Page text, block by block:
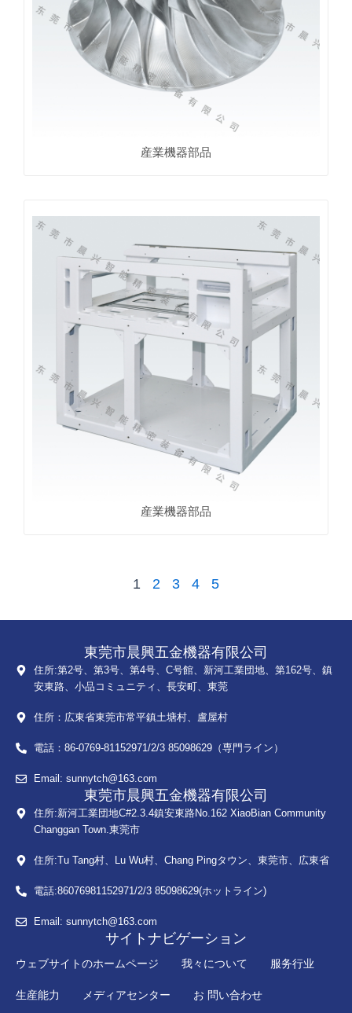
産業機器部品
産業機器部品
1 2 3 4 5
東莞市晨興五金機器有限公司
住所:第2号、第3号、第4号、C号館、新河工業団地、第162号、鎮
安東路、小品コミュニティ、長安町、東莞
住所：広東省東莞市常平鎮土塘村、盧屋村
電話：86-0769-81152971/2/3 85098629（専門ライン）
Email: sunnytch@163.com
東莞市晨興五金機器有限公司
住所:新河工業団地C#2.3.4鎮安東路No.162 XiaoBian Community
Changgan Town.東莞市
住所:Tu Tang村、Lu Wu村、Chang Pingタウン、東莞市、広東省
電話:86076981152971/2/3 85098629(ホットライン)
Email: sunnytch@163.com
サイトナビゲーション
ウェブサイトのホームページ 我々について 服务行业
生産能力 メディアセンター お 問い合わせ